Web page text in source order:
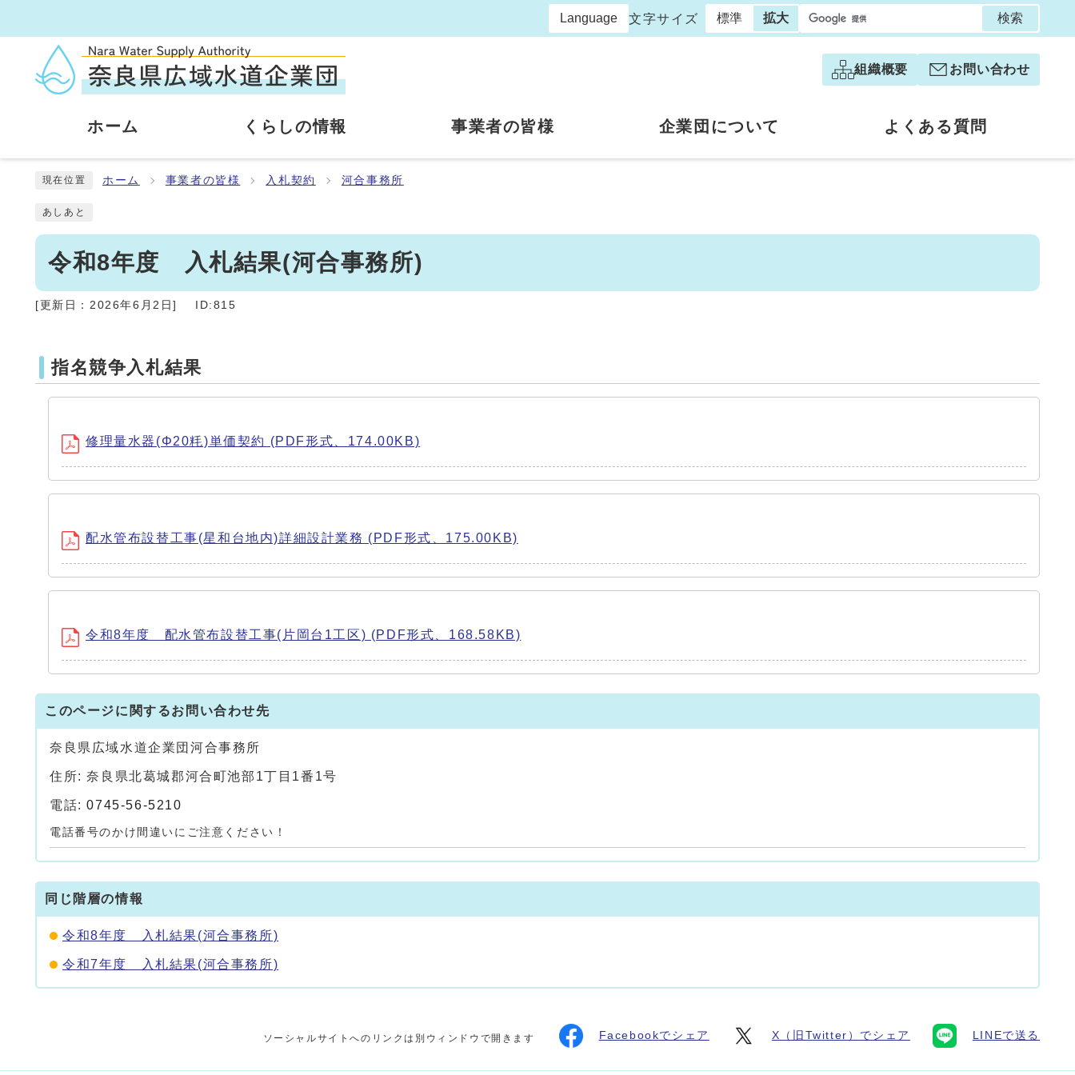
Language 文字サイズ 標準 拡大 検索
組織概要 お問い合わせ
ホーム くらしの情報 事業者の皆様 企業団について よくある質問
現在位置 ホーム 事業者の皆様 入札契約 河合事務所
あしあと
令和8年度 入札結果(河合事務所)
[更新日： 2026年6月2日] ID:815
指名競争入札結果
修理量水器(Φ20粍)単価契約 (PDF形式、174.00KB)
配水管布設替工事(星和台地内)詳細設計業務 (PDF形式、175.00KB)
令和8年度 配水管布設替工事(片岡台1工区) (PDF形式、168.58KB)
このページに関するお問い合わせ先
奈良県広域水道企業団河合事務所
住所: 奈良県北葛城郡河合町池部1丁目1番1号
電話:0745-56-5210
電話番号のかけ間違いにご注意ください！
同じ階層の情報
令和8年度 入札結果(河合事務所)
令和7年度 入札結果(河合事務所)
ソーシャルサイトへのリンクは別ウィンドウで開きます Facebookでシェア X（旧Twitter）でシェア LINEで送る